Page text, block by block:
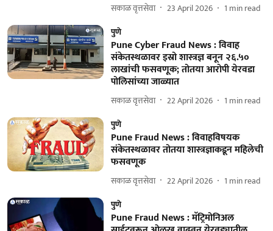
सकाळ वृत्तसेवा 23 April 2026 1 min read
पुणे
Pune Cyber Fraud News : विवाह
संकेतस्थळावर इस्रो शास्त्रज्ञ बनून २६.५०
लाखांची फसवणूक; तोतया आरोपी येरवडा
पोलिसांच्या जाळ्यात
सकाळ वृत्तसेवा 22 April 2026 1 min read
पुणे
Pune Fraud News : विवाहविषयक
संकेतस्थळावर तोतया शास्त्रज्ञाकडून महिलेची
फसवणूक
सकाळ वृत्तसेवा 22 April 2026 1 min read
पुणे
Pune Fraud News : मॅट्रिमोनिअल